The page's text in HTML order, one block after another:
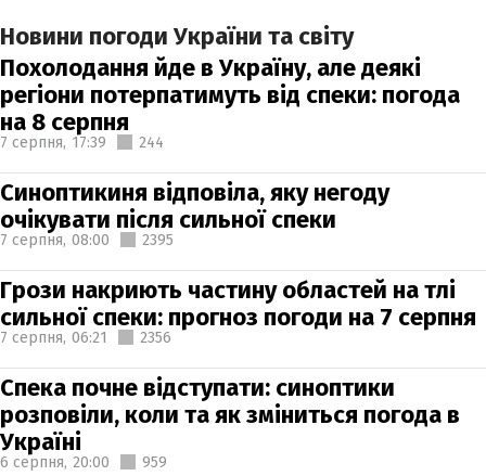
Новини погоди України та світу
Похолодання йде в Україну, але деякі
регіони потерпатимуть від спеки: погода
на 8 серпня
7 серпня, 17:39 244
Синоптикиня відповіла, яку негоду
очікувати після сильної спеки
7 серпня, 08:00 2395
Грози накриють частину областей на тлі
сильної спеки: прогноз погоди на 7 серпня
7 серпня, 06:21 2356
Спека почне відступати: синоптики
розповіли, коли та як зміниться погода в
Україні
6 серпня, 20:00 959